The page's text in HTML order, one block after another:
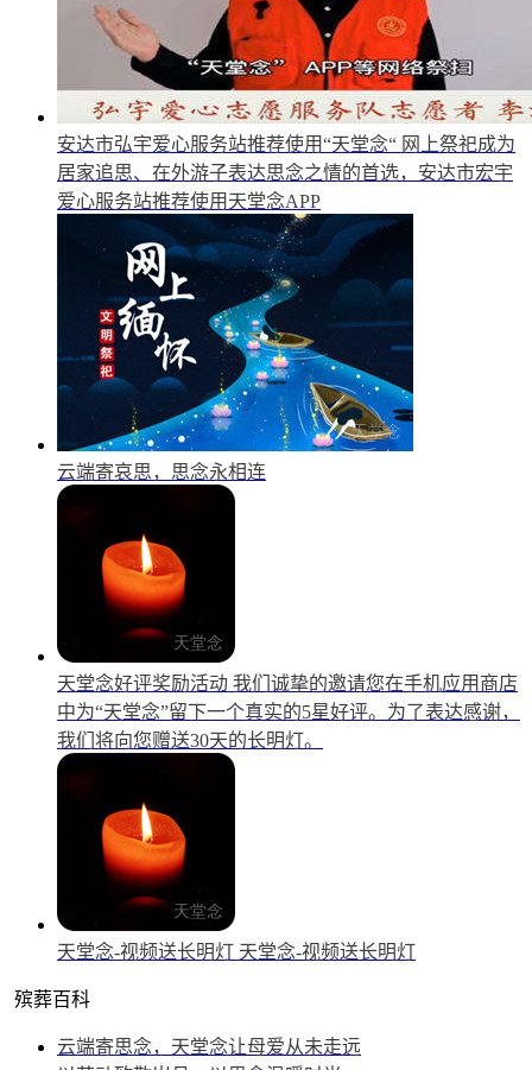
安达市弘宇爱心服务站推荐使用“天堂念“ 网上祭祀成为
居家追思、在外游子表达思念之情的首选，安达市宏宇
爱心服务站推荐使用天堂念APP
云端寄哀思，思念永相连
天堂念好评奖励活动 我们诚挚的邀请您在手机应用商店
中为“天堂念”留下一个真实的5星好评。为了表达感谢，
我们将向您赠送30天的长明灯。
天堂念-视频送长明灯 天堂念-视频送长明灯
殡葬百科
云端寄思念，天堂念让母爱从未走远